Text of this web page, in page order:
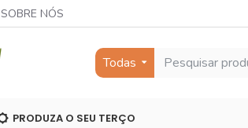
SOBRE NÓS
Todas
PRODUZA O SEU TERÇO